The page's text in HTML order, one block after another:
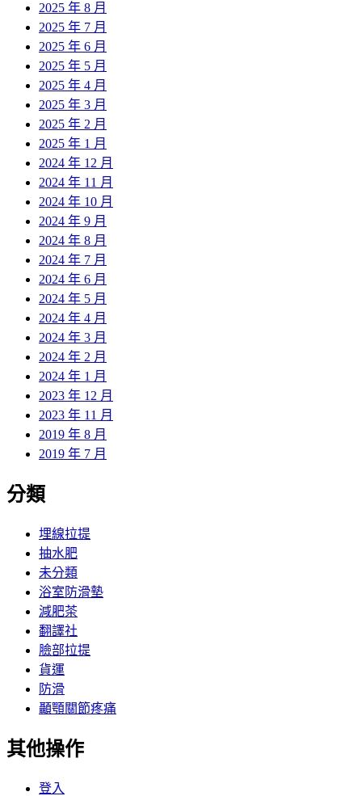
2025 年 8 月
2025 年 7 月
2025 年 6 月
2025 年 5 月
2025 年 4 月
2025 年 3 月
2025 年 2 月
2025 年 1 月
2024 年 12 月
2024 年 11 月
2024 年 10 月
2024 年 9 月
2024 年 8 月
2024 年 7 月
2024 年 6 月
2024 年 5 月
2024 年 4 月
2024 年 3 月
2024 年 2 月
2024 年 1 月
2023 年 12 月
2023 年 11 月
2019 年 8 月
2019 年 7 月
分類
埋線拉提
抽水肥
未分類
浴室防滑墊
減肥茶
翻譯社
臉部拉提
貨運
防滑
顳顎關節疼痛
其他操作
登入